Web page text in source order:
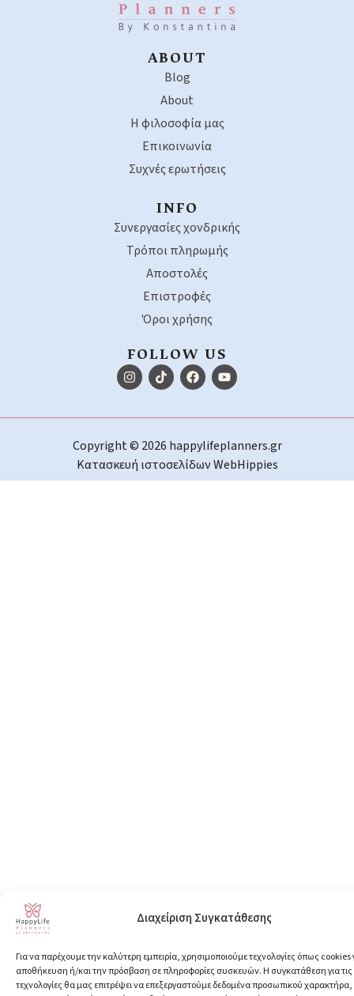
Διαχείριση Συγκατάθεσης
Για να παρέχουμε την καλύτερη εμπειρία, χρησιμοποιούμε τεχνολογίες όπως cookies
αποθήκευση ή/και την πρόσβαση σε πληροφορίες συσκευών. Η συγκατάθεση για
τεχνολογίες θα μας επιτρέψει να επεξεργαστούμε δεδομένα προσωπικού
ABOUT
Blog
About
Η φιλοσοφία μας
Επικοινωνία
Συχνές ερωτήσεις
INFO
Συνεργασίες χονδρικής
Τρόποι πληρωμής
Αποστολές
Επιστροφές
Όροι χρήσης
FOLLOW US
Copyright © 2026 happylifeplanners.gr
Κατασκευή ιστοσελίδωνWebHippies